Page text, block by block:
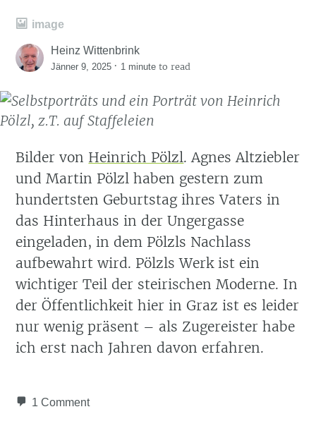
image
Heinz Wittenbrink
Jänner 9, 2025 · 1 minute to read
Bilder von Heinrich Pölzl. Agnes Altziebler
und Martin Pölzl haben gestern zum
hundertsten Geburtstag ihres Vaters in
das Hinterhaus in der Ungergasse
eingeladen, in dem Pölzls Nachlass
aufbewahrt wird. Pölzls Werk ist ein
wichtiger Teil der steirischen Moderne. In
der Öffentlichkeit hier in Graz ist es leider
nur wenig präsent – als Zugereister habe
ich erst nach Jahren davon erfahren.
1 Comment